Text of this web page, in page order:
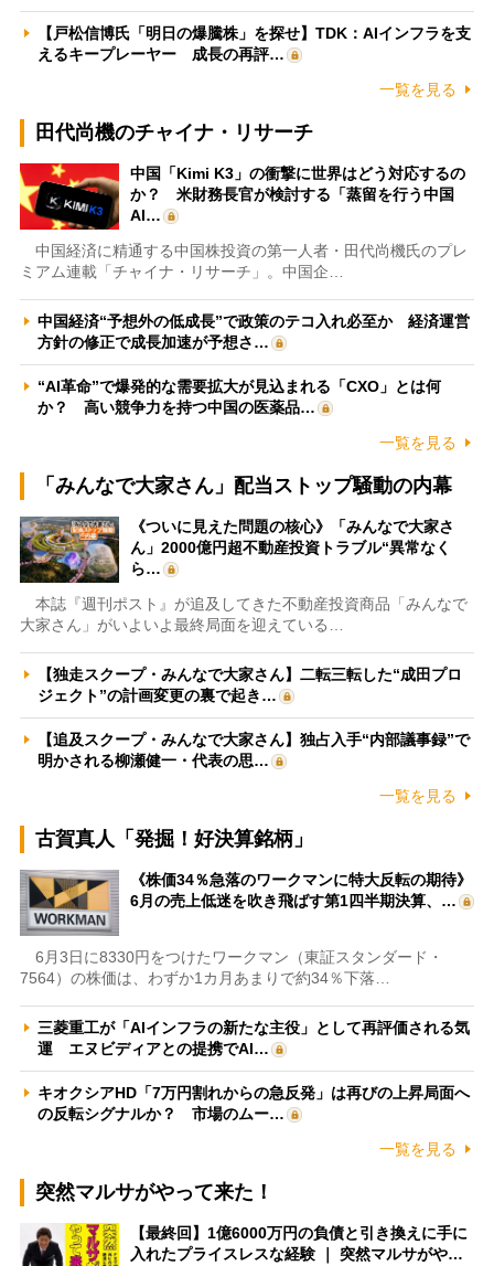
【戸松信博氏「明日の爆騰株」を探せ】TDK：AIインフラを支
えるキープレーヤー 成長の再評…
一覧を見る
田代尚機のチャイナ・リサーチ
中国「Kimi K3」の衝撃に世界はどう対応するの
か？ 米財務長官が検討する「蒸留を行う中国
AI…
中国経済に精通する中国株投資の第一人者・田代尚機氏のプレ
ミアム連載「チャイナ・リサーチ」。中国企…
中国経済“予想外の低成長”で政策のテコ入れ必至か 経済運営
方針の修正で成長加速が予想さ…
“AI革命”で爆発的な需要拡大が見込まれる「CXO」とは何
か？ 高い競争力を持つ中国の医薬品…
一覧を見る
「みんなで大家さん」配当ストップ騒動の内幕
《ついに見えた問題の核心》「みんなで大家さ
ん」2000億円超不動産投資トラブル“異常なく
ら…
本誌『週刊ポスト』が追及してきた不動産投資商品「みんなで
大家さん」がいよいよ最終局面を迎えている…
【独走スクープ・みんなで大家さん】二転三転した“成田プロ
ジェクト”の計画変更の裏で起き…
【追及スクープ・みんなで大家さん】独占入手“内部議事録”で
明かされる柳瀬健一・代表の思…
一覧を見る
古賀真人「発掘！好決算銘柄」
《株価34％急落のワークマンに特大反転の期待》
6月の売上低迷を吹き飛ばす第1四半期決算、…
6月3日に8330円をつけたワークマン（東証スタンダード・
7564）の株価は、わずか1カ月あまりで約34％下落…
三菱重工が「AIインフラの新たな主役」として再評価される気
運 エヌビディアとの提携でAI…
キオクシアHD「7万円割れからの急反発」は再びの上昇局面へ
の反転シグナルか？ 市場のムー…
一覧を見る
突然マルサがやって来た！
【最終回】1億6000万円の負債と引き換えに手に
入れたプライスレスな経験 ｜ 突然マルサがや…